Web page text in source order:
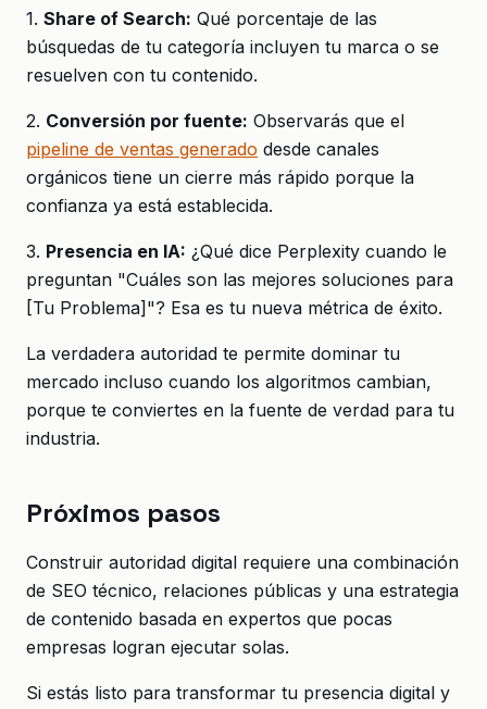
1. Share of Search: Qué porcentaje de las
búsquedas de tu categoría incluyen tu marca o se
resuelven con tu contenido.
2. Conversión por fuente: Observarás que el
pipeline de ventas generado desde canales
orgánicos tiene un cierre más rápido porque la
confianza ya está establecida.
3. Presencia en IA: ¿Qué dice Perplexity cuando le
preguntan "Cuáles son las mejores soluciones para
[Tu Problema]"? Esa es tu nueva métrica de éxito.
La verdadera autoridad te permite dominar tu
mercado incluso cuando los algoritmos cambian,
porque te conviertes en la fuente de verdad para tu
industria.
Próximos pasos
Construir autoridad digital requiere una combinación
de SEO técnico, relaciones públicas y una estrategia
de contenido basada en expertos que pocas
empresas logran ejecutar solas.
Si estás listo para transformar tu presencia digital y